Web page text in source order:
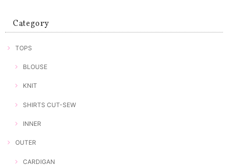
Category
TOPS
BLOUSE
KNIT
SHIRTS CUT-SEW
INNER
OUTER
CARDIGAN